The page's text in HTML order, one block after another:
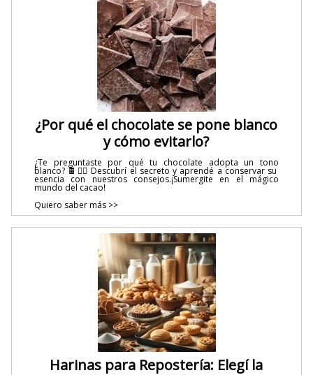
¿Por qué el chocolate se pone blanco
y cómo evitarlo?
¿Te preguntaste por qué tu chocolate adopta un tono
blanco? 🍫🕵️‍♂️ Descubrí el secreto y aprendé a conservar su
esencia con nuestros consejos.¡Sumergite en el mágico
mundo del cacao!
Quiero saber más >>
Harinas para Repostería: Elegí la